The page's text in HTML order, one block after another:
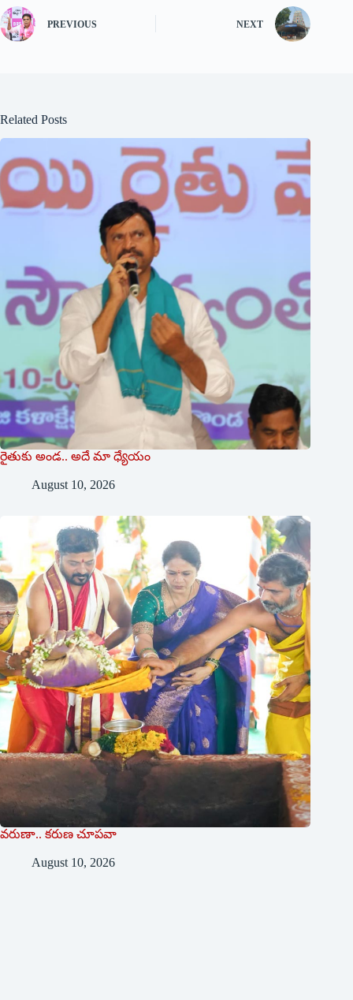
PREVIOUS NEXT
Related Posts
రైతుకు అండ‌.. అదే మా ధ్యేయం
August 10, 2026
వరుణా.. కరుణ చూపవా
August 10, 2026